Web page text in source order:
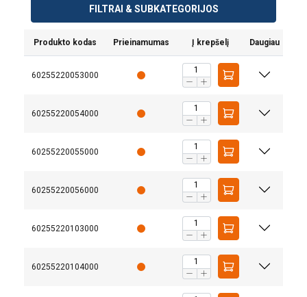
FILTRAI & SUBKATEGORIJOS
Produkto kodas Prieinamumas Į krepšelį Daugiau
60255220053000
60255220054000
60255220055000
60255220056000
60255220103000
60255220104000